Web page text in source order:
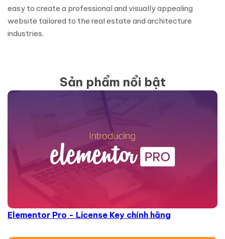
easy to create a professional and visually appealing
website tailored to the real estate and architecture
industries.
Sản phẩm nổi bật
Elementor Pro - License Key chính hãng